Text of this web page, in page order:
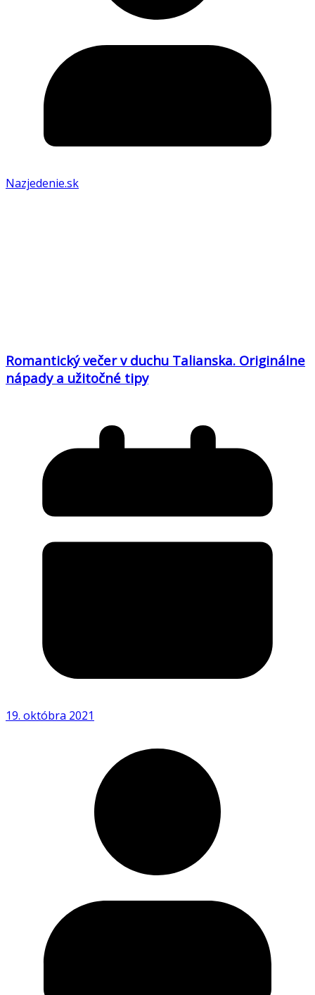
Nazjedenie.sk
Romantický večer v duchu Talianska. Originálne
nápady a užitočné tipy
19. októbra 2021